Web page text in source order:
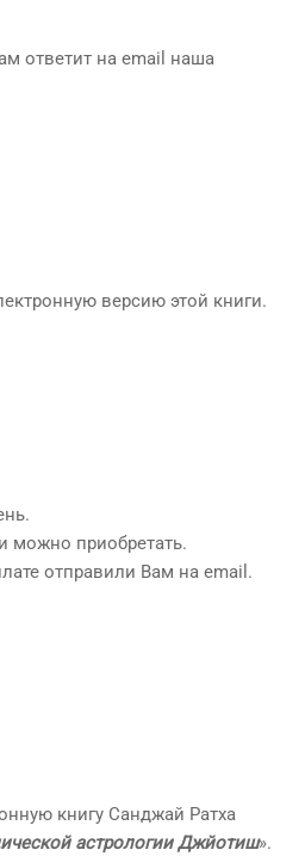
ответит на email наша
версию этой книги.
можно приобретать.
отправили Вам на email.
книгу Санджай Ратха
астрологии Джйотиш».